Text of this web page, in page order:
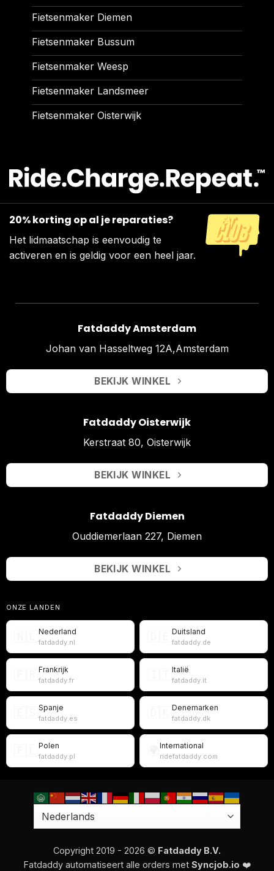
Fietsenmaker Diemen
Fietsenmaker Bussum
Fietsenmaker Weesp
Fietsenmaker Landsmeer
Fietsenmaker Oisterwijk
20% korting op al je reparaties?
Het lidmaatschap is eenvoudig te
activeren en is geldig voor een heel jaar.
Fatdaddy Amsterdam
Johan van Hasseltweg 12A,Amsterdam
BEKIJK WINKEL
Fatdaddy Oisterwijk
Kerstraat 80, Oisterwijk
BEKIJK WINKEL
Fatdaddy Diemen
Ouddiemerlaan 227, Diemen
BEKIJK WINKEL
ONZE LANDEN
Nederland
fatdaddy.nl
Duitsland
fatdaddy.de
Frankrijk
fatdaddy.fr
Italië
fatdaddy.it
Spanje
fatdaddy.es
Denemarken
fatdaddy.dk
Polen
fatdaddy.pl
International
ridefatdaddy.com
Copyright 2019 - 2026 © Fatdaddy B.V.
Fatdaddy automatiseert alle orders met Syncjob.io ❤️